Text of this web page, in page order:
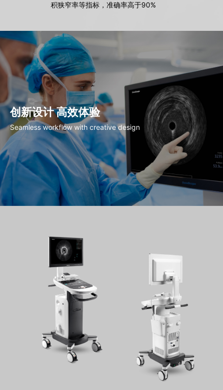
积狭窄率等指标，准确率高于90%
创新设计 高效体验
Seamless workflow with creative design